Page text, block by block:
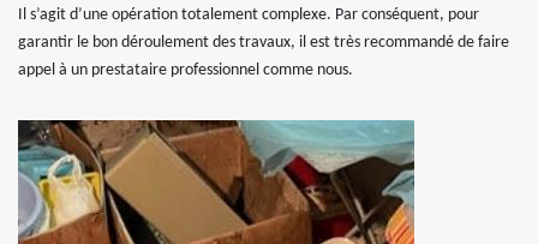
Il s’agit d’une opération totalement complexe. Par conséquent, pour
garantir le bon déroulement des travaux, il est très recommandé de faire
appel à un prestataire professionnel comme nous.